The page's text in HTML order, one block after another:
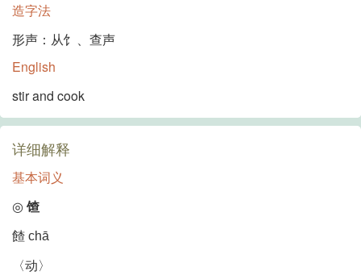
造字法
形声：从饣、查声
English
stir and cook
详细解释
基本词义
◎ 馇
餷 chā
〈动〉